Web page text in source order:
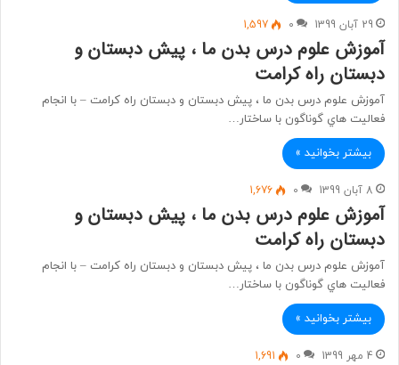
29 آبان 1399 0
1,597
آموزش علوم درس بدن ما ، پیش دبستان و
دبستان راه کرامت
آموزش علوم درس بدن ما ، پیش دبستان و دبستان راه کرامت – با انجام
فعاليت هاي گوناگون با ساختار…
بیشتر بخوانید »
8 آبان 1399 0
1,676
آموزش علوم درس بدن ما ، پیش دبستان و
دبستان راه کرامت
آموزش علوم درس بدن ما ، پیش دبستان و دبستان راه کرامت – با انجام
فعاليت هاي گوناگون با ساختار…
بیشتر بخوانید »
4 مهر 1399 0
1,691